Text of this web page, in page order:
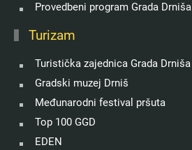
Provedbeni program Grada Drniša
Turizam
Turistička zajednica Grada Drniša
Gradski muzej Drniš
Međunarodni festival pršuta
Top 100 GGD
EDEN